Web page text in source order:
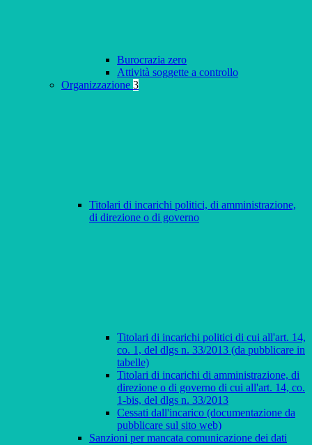
Burocrazia zero
Attività soggette a controllo
Organizzazione 3
Titolari di incarichi politici, di amministrazione,
di direzione o di governo
Titolari di incarichi politici di cui all'art. 14,
co. 1, del dlgs n. 33/2013 (da pubblicare in
tabelle)
Titolari di incarichi di amministrazione, di
direzione o di governo di cui all'art. 14, co.
1-bis, del dlgs n. 33/2013
Cessati dall'incarico (documentazione da
pubblicare sul sito web)
Sanzioni per mancata comunicazione dei dati